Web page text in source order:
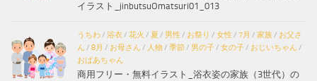
イラスト_jinbutsuOmatsuri01_013
うちわ/ 浴衣/ 花火 / 夏 / 男性 / お祭り / 女性 / 7月 / 家族/ お父さ
ん / 8月 / お母さん / 人物/ 季節/ 男の子/ 女の子/ おじいちゃん /
おばあちゃん
商用フリー・無料イラスト_浴衣姿の家族（3世代）の